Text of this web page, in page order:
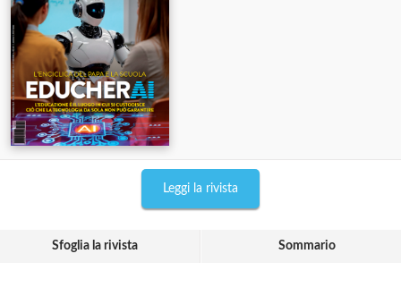
Leggi la rivista
Sfoglia la rivista Sommario